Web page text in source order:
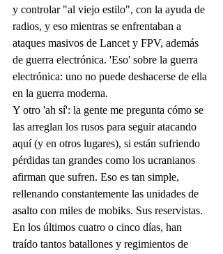
y controlar "al viejo estilo", con la ayuda de
radios, y eso mientras se enfrentaban a
ataques masivos de Lancet y FPV, además
de guerra electrónica. 'Eso' sobre la guerra
electrónica: uno no puede deshacerse de ella
en la guerra moderna.
Y otro 'ah sí': la gente me pregunta cómo se
las arreglan los rusos para seguir atacando
aquí (y en otros lugares), si están sufriendo
pérdidas tan grandes como los ucranianos
afirman que sufren. Eso es tan simple,
rellenando constantemente las unidades de
asalto con miles de mobiks. Sus reservistas.
En los últimos cuatro o cinco días, han
traído tantos batallones y regimientos de